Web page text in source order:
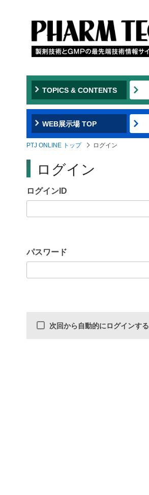
to
navigation
TOPICS & CONTENTS
WEB展示場 TOP
PTJ ONLINE トップ ログイン
ログイン
ログインID
パスワード
次回から自動的にログインする